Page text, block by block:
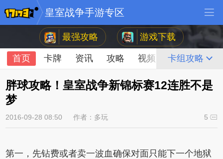
皇室战争手游专区
最强攻略 游戏下载
首页 卡牌 资讯 攻略 视频 论坛
卡组攻略
胖球攻略！皇室战争新锦标赛12连胜不是
梦
2016-09-28 08:50 作者：多玩 5
第一，先钻费或者卖一波血确保对面只能下一个地狱